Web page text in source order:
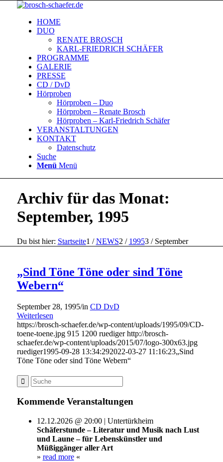
HOME
DUO
RENATE BROSCH
KARL-FRIEDRICH SCHÄFER
PROGRAMME
GALERIE
PRESSE
CD / DvD
Hörproben
Hörproben – Duo
Hörproben – Renate Brosch
Hörproben – Karl-Friedrich Schäfer
VERANSTALTUNGEN
KONTAKT
Datenschutz
Suche
Menü Menü
Archiv für das Monat:
September, 1995
Du bist hier: Startseite1 / NEWS2 / 19953 / September
„Sind Töne Töne oder sind Töne
Webern“
September 28, 1995/in CD DvD
Weiterlesen
https://brosch-schaefer.de/wp-content/uploads/1995/09/CD-
toene-toene.jpg 915 1200 ruediger http://brosch-
schaefer.de/wp-content/uploads/2015/07/logo-300x63.jpg
ruediger1995-09-28 13:34:292022-03-27 11:16:23„Sind
Töne Töne oder sind Töne Webern“
Kommende Veranstaltungen
12.12.2026 @ 20:00 | Untertürkheim
Schäferstunde – Literatur und Musik nach Lust
und Laune – für Lebenskünstler und
Müßiggänger aller Art
» read more«